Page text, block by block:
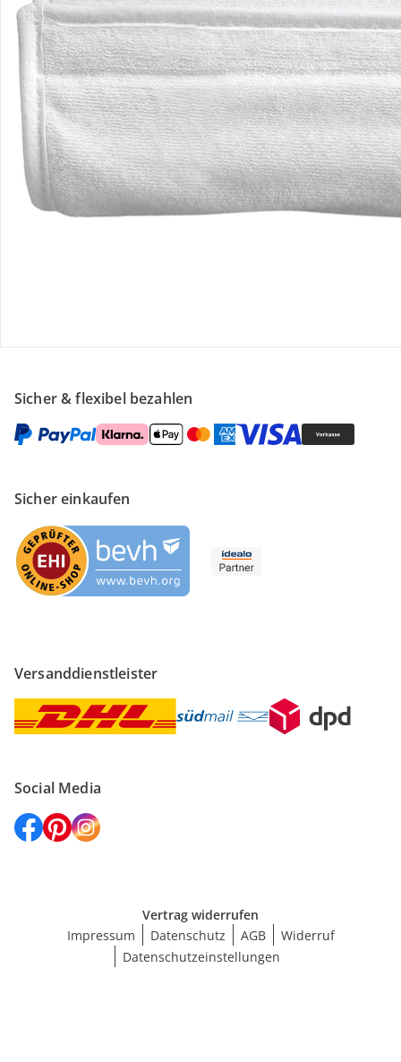
Retoure & Reklamation
Gutscheine & Aktionen
Kontakt & Service
Sicher & flexibel bezahlen
Sicher einkaufen
Versanddienstleister
Social Media
Vertrag widerrufen
Impressum
Datenschutz AGB
Widerruf
Datenschutzeinstellungen